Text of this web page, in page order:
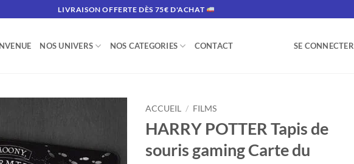
LIVRAISON OFFERTE DÈS 75€ D'ACHAT
NOS UNIVERS NOS CATEGORIES CONTACT SE CONNECTER
ACCUEIL / FILMS
HARRY POTTER Tapis de
souris gaming Carte du